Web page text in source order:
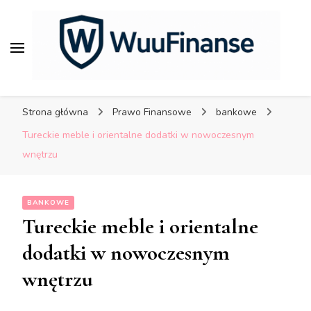
porady dla bezpiecznych
finansów.
porady dla bezpiecznych
finansów.
Strona główna Prawo Finansowe
bankowe
Tureckie meble i orientalne dodatki w nowoczesnym
wnętrzu
BANKOWE
Tureckie meble i orientalne
dodatki w nowoczesnym
wnętrzu